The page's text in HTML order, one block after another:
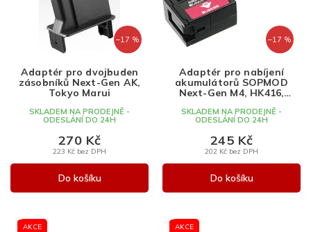
p
r
o
d
u
k
ů
Abecedně
–17 %
Adaptér pro dvojbuden
zásobníků Next-Gen AK,
Tokyo Marui
SKLADEM NA PRODEJNĚ -
ODESLÁNÍ DO 24H
223 Kč bez DPH
270 Kč
Do košíku
–17 %
Adaptér pro nabíjení
akumulátorů SOPMOD
Next-Gen M4, HK416,
SKLADEM NA PRODEJNĚ -
ODESLÁNÍ DO 24H
202 Kč bez DPH
245 Kč
Do košíku
AKCE AKCE